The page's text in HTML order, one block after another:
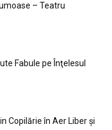
– Teatru
Fabule pe Înţelesul
Copilărie în Aer Liber şi